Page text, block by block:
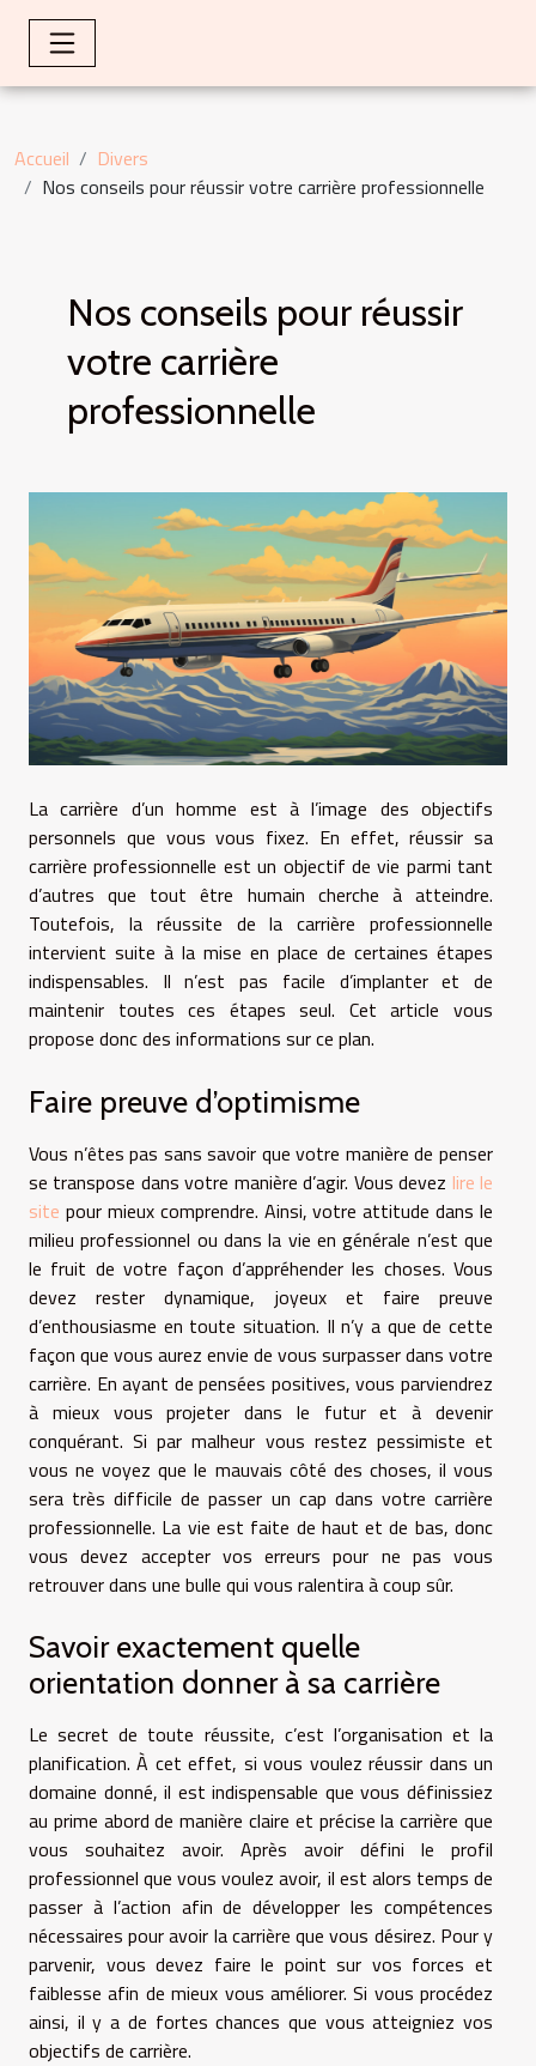
Accueil
Divers
Nos conseils pour réussir votre carrière professionnelle
Nos conseils pour réussir
votre carrière
professionnelle
La carrière d’un homme est à l’image des objectifs
personnels que vous vous fixez. En effet, réussir sa
carrière professionnelle est un objectif de vie parmi tant
d’autres que tout être humain cherche à atteindre.
Toutefois, la réussite de la carrière professionnelle
intervient suite à la mise en place de certaines étapes
indispensables. Il n’est pas facile d’implanter et de
maintenir toutes ces étapes seul. Cet article vous
propose donc des informations sur ce plan.
Faire preuve d’optimisme
Vous n’êtes pas sans savoir que votre manière de penser
se transpose dans votre manière d’agir. Vous devez lire le
site pour mieux comprendre. Ainsi, votre attitude dans le
milieu professionnel ou dans la vie en générale n’est que
le fruit de votre façon d’appréhender les choses. Vous
devez rester dynamique, joyeux et faire preuve
d’enthousiasme en toute situation. Il n’y a que de cette
façon que vous aurez envie de vous surpasser dans votre
carrière. En ayant de pensées positives, vous parviendrez
à mieux vous projeter dans le futur et à devenir
conquérant. Si par malheur vous restez pessimiste et
vous ne voyez que le mauvais côté des choses, il vous
sera très difficile de passer un cap dans votre carrière
professionnelle. La vie est faite de haut et de bas, donc
vous devez accepter vos erreurs pour ne pas vous
retrouver dans une bulle qui vous ralentira à coup sûr.
Savoir exactement quelle
orientation donner à sa carrière
Le secret de toute réussite, c’est l’organisation et la
planification. À cet effet, si vous voulez réussir dans un
domaine donné, il est indispensable que vous définissiez
au prime abord de manière claire et précise la carrière que
vous souhaitez avoir. Après avoir défini le profil
professionnel que vous voulez avoir, il est alors temps de
passer à l’action afin de développer les compétences
nécessaires pour avoir la carrière que vous désirez. Pour y
parvenir, vous devez faire le point sur vos forces et
faiblesse afin de mieux vous améliorer. Si vous procédez
ainsi, il y a de fortes chances que vous atteigniez vos
objectifs de carrière.